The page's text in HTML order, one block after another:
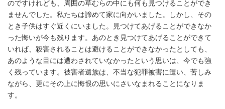
のですけれども、周囲の草むらの中にも何も見つけることができ
ませんでした。私たちは諦めて家に向かいました。しかし、その
とき子供はすぐ近くにいました。見つけてあげることができなか
った悔いが今も残ります。あのとき見つけてあげることができて
いれば、殺害されることは避けることができなかったとしても、
あのような目には遭わされていなかったという思いは、今でも強
く残っています。被害者遺族は、不当な犯罪被害に遭い、苦しみ
ながら、更にその上に悔恨の思いにさいなまれることになりま
す。